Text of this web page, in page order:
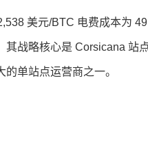
美元/BTC 电费成本为
其战略核心是 Corsicana 站
单站点运营商之一。